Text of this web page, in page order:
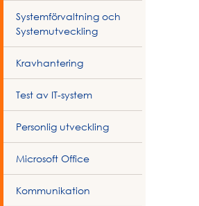
Systemförvaltning och
Systemutveckling
Kravhantering
Test av IT-system
Personlig utveckling
Microsoft Office
Kommunikation